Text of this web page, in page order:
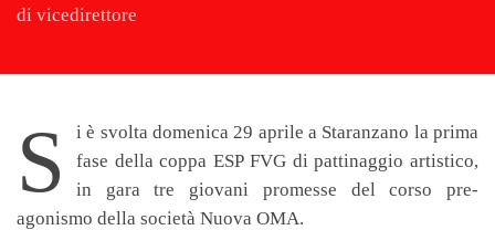
di vicedirettore
S
i è svolta domenica 29 aprile a Staranzano la prima
fase della coppa ESP FVG di pattinaggio artistico,
in gara tre giovani promesse del corso pre-
agonismo della società Nuova OMA.